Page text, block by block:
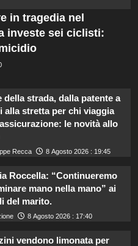
in tragedia nel
investe sei ciclisti:
della strada, dalla patente a
alla stretta per chi viaggia
le novità allo
Recca 8 Agosto 2026 : 19:45
Roccella: “Continueremo
mano nella mano” ai
del marito.
8 Agosto 2026 : 17:40
vendono limonata per